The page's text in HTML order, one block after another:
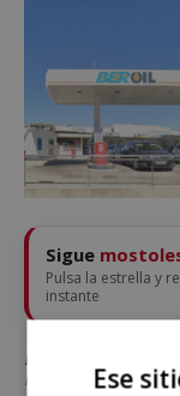
Sigue
Pulsa la estrella y
instante
Las tres gasolineras
Móstoles
Ese